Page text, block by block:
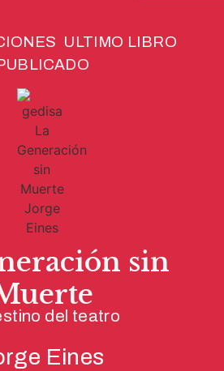
ULTIMO LIBRO
sin
del teatro
Eines